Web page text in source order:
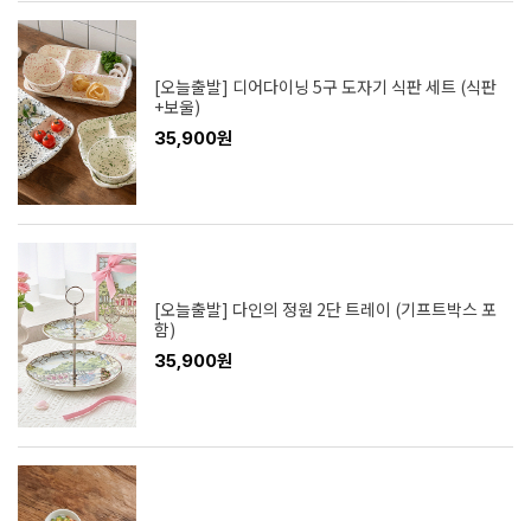
[오늘출발] 디어다이닝 5구 도자기 식판 세트 (식판
+보울)
35,900원
[오늘출발] 다인의 정원 2단 트레이 (기프트박스 포
함)
35,900원